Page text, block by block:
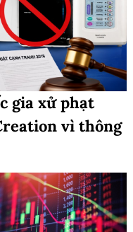
gia xử phạt
vì thông